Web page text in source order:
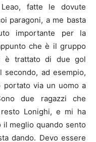
fatte le dovute
paragoni, a me basta
importante per la
che è il gruppo
è trattato di due gol
secondo, ad esempio,
portato via un uomo a
due ragazzi che
Lonighi, e mi ha
meglio quando sento
dando. Devo essere